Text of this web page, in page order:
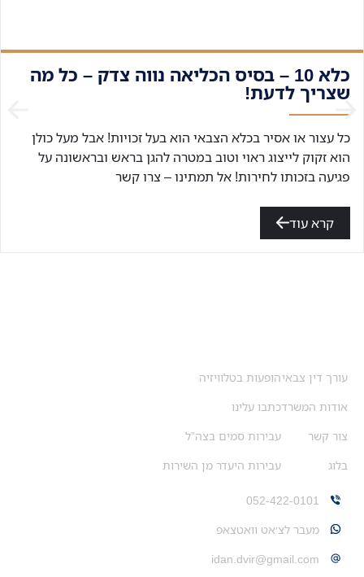
כלא 10 – בסיס הכליאה נווה צדק – כל מה
שצריך לדעת!
כל עצור או אסיר בכלא הצבאי הוא בעל זכויות! אבל מעל כולן
הוא זקוק לייצוג ראוי וטוב במטרה להגן בראש ובראשונה על
פגיעה בזכותו לחירות! אל תמתינו – צרו קשר
קרא עוד
עורך דין צבאי
אודות המשרד
צור קשר
בלוג
הופעות בטלוויזיה
כתבו עלינו
עבירות סמים בצה”ל
עבירות היעדר מן השירות
052-422-0101
מעבר לצ׳אט וואטצאפ
idan.dvir@gmail.com